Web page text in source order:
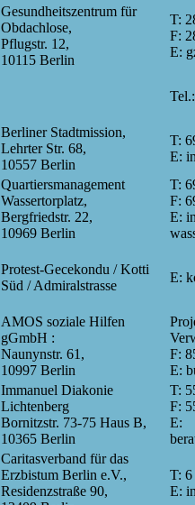
Gesundheitszentrum für
Obdachlose,
Pflugstr. 12,
10115 Berlin
T:
F:
E:
Berliner Stadtmission,
Lehrter Str. 68,
10557 Berlin
T:
E:
Quartiersmanagement
Wassertorplatz,
Bergfriedstr. 22,
10969 Berlin
T:
F:
E:
Protest-Gecekondu / Kotti
Süd / Admiralstrasse
E:
AMOS soziale Hilfen
gGmbH :
Naunynstr. 61,
10997 Berlin
F:
E:
Immanuel Diakonie
Lichtenberg
Bornitzstr. 73-75 Haus B,
10365 Berlin
T:
F:
E:
Caritasverband für das
Erzbistum Berlin e.V.,
Residenzstraße 90,
T: 6
E: